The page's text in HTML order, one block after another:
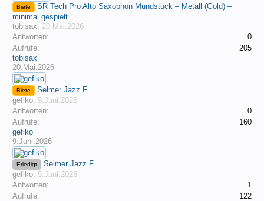
Biete
SR Tech Pro Alto Saxophon Mundstück – Metall (Gold) –
minimal gespielt
tobisax, 20.Mai.2026
Antworten:
0
Aufrufe:
205
tobisax
20.Mai.2026
Biete
Selmer Jazz F
gefiko, 9.Juni.2026
Antworten:
0
Aufrufe:
160
gefiko
9.Juni.2026
Erledigt
Selmer Jazz F
gefiko, 9.Juni.2026
Antworten:
1
Aufrufe:
122